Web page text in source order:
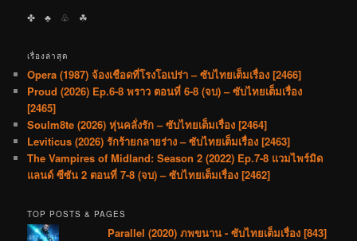
✤ ♣︎ ♧ ☘︎
เรื่องล่าสุด
Opera (1987) จ้องเชือดที่โรงโอเปร่า – ซับไทยเต็มเรื่อง [2466]
Proud (2026) Ep.6-8 พราว ตอนที่ 6-8 (จบ) – ซับไทยเต็มเรื่อง
[2465]
Soulm8te (2026) หุ่นคลั่งรัก – ซับไทยเต็มเรื่อง [2464]
Leviticus (2026) รักร้ายกลายร่าง – ซับไทยเต็มเรื่อง [2463]
The Vampires of Midland: Season 2 (2022) Ep.7-8 แวมไพร์มิด
แลนด์ ซีซัน 2 ตอนที่ 7-8 (จบ) – ซับไทยเต็มเรื่อง [2462]
TOP POSTS & PAGES
Parallel (2020) ภพขนาน - ซับไทยเต็มเรื่อง [843]